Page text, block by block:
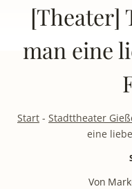
[Theater]
man eine
Start - Stadttheater
eine
Von